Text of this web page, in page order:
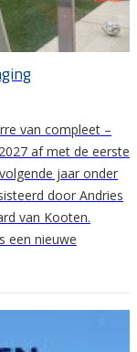
van compleet –
af met de eerste
jaar onder
door Andries
van Kooten.
een nieuwe